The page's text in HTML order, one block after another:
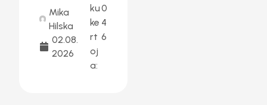
Mika
Hilska
02.08.
2026
ku
ke
rt
oj
a:
0
4
6